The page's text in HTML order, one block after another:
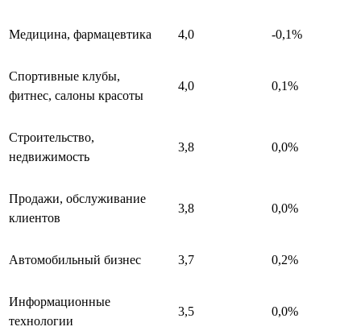
Медицина, фармацевтика 4,0 -0,1%
Спортивные клубы,
фитнес, салоны красоты
4,0 0,1%
Строительство,
недвижимость
3,8 0,0%
Продажи, обслуживание
клиентов
3,8 0,0%
Автомобильный бизнес 3,7 0,2%
Информационные
технологии
3,5 0,0%